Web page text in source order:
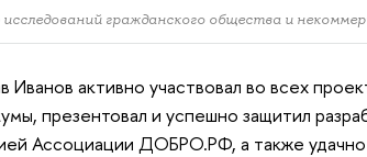
гражданского общества и
Иванов активно участвовал во всех
презентовал и успешно защитил
Ассоциации ДОБРО.РФ, а также